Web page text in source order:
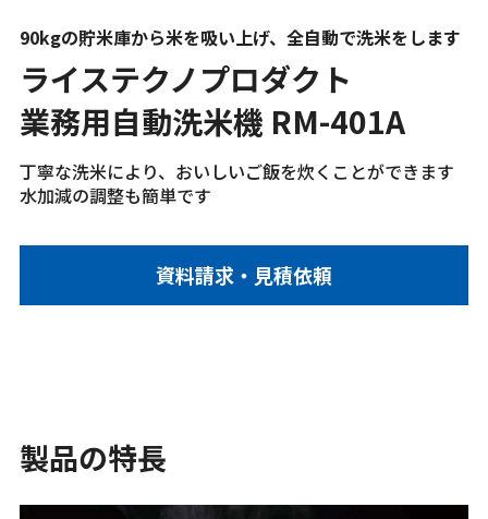
90kgの貯米庫から米を吸い上げ、全自動で洗米をします
ライステクノプロダクト
業務用自動洗米機 RM-401A
丁寧な洗米により、おいしいご飯を炊くことができます
水加減の調整も簡単です
資料請求・見積依頼
製品の特長